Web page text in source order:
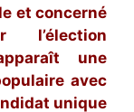
et concerné
une
avec
unique